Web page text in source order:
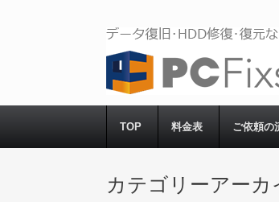
TOP 料金表 ご依頼の
カテゴリーアーカ